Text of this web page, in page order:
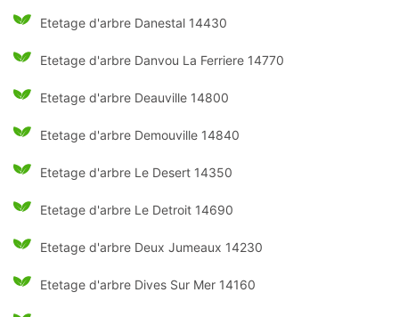
Etetage d'arbre Danestal 14430
Etetage d'arbre Danvou La Ferriere 14770
Etetage d'arbre Deauville 14800
Etetage d'arbre Demouville 14840
Etetage d'arbre Le Desert 14350
Etetage d'arbre Le Detroit 14690
Etetage d'arbre Deux Jumeaux 14230
Etetage d'arbre Dives Sur Mer 14160